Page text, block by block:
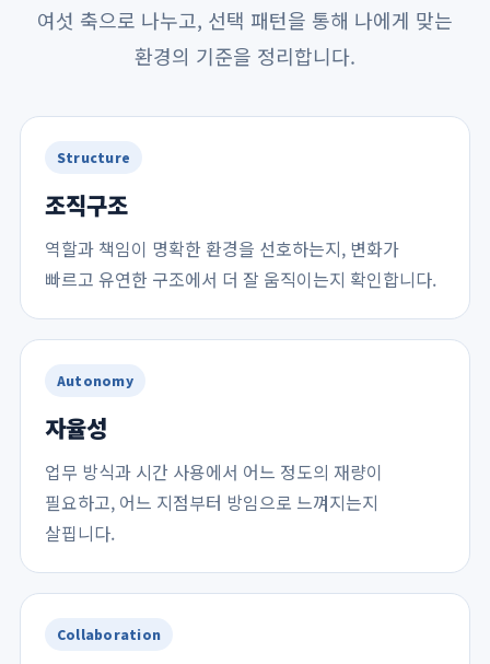
여섯 축으로 나누고, 선택 패턴을 통해 나에게 맞는
환경의 기준을 정리합니다.
Structure
조직구조
역할과 책임이 명확한 환경을 선호하는지, 변화가
빠르고 유연한 구조에서 더 잘 움직이는지 확인합니다.
Autonomy
자율성
업무 방식과 시간 사용에서 어느 정도의 재량이
필요하고, 어느 지점부터 방임으로 느껴지는지
살핍니다.
Collaboration